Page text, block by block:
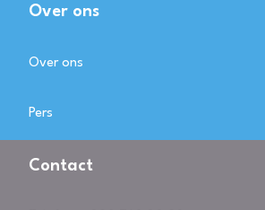
Over ons
Over ons
Pers
Contact